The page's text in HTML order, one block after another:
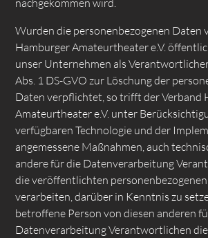
nachgekommen wird.
Wurden die personenbezogenen Daten
Hamburger Amateurtheater e.V.
unser Unternehmen als
Abs. 1 DS-GVO zur Löschung der
Daten verpflichtet, so trifft der Verband
Amateurtheater e.V. unter
verfügbaren Technologie und der
angemessene Maßnahmen, auch
andere für die Datenverarbeitung
die veröffentlichten
verarbeiten, darüber in Kenntnis zu
betroffene Person von diesen anderen
Datenverarbeitung Verantwortlichen